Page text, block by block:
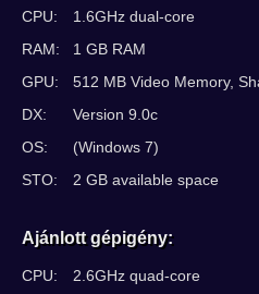
CPU:
1.6GHz dual-core
RAM:
1 GB RAM
GPU:
512 MB Video Memory,
DX:
Version 9.0c
OS:
(Windows 7)
STO:
2 GB available space
Ajánlott gépigény:
CPU:
2.6GHz quad-core